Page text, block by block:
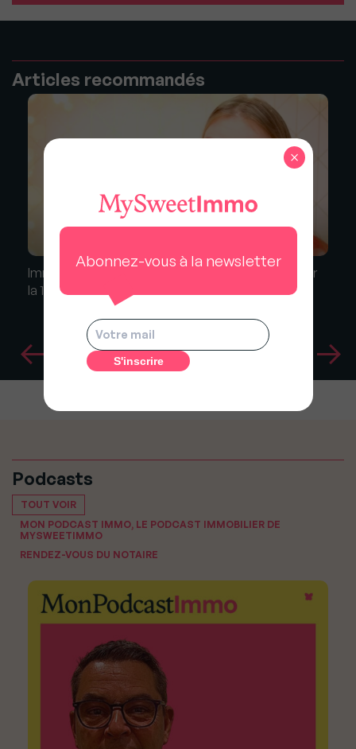
Articles recommandés
Immobilier : Ce que tout vendeur devrait savoir sur
la 1ère photo
Podcasts
TOUT VOIR
MON PODCAST IMMO, LE PODCAST IMMOBILIER DE
MYSWEETIMMO
RENDEZ-VOUS DU NOTAIRE
Abonnez-vous à la newsletter
×